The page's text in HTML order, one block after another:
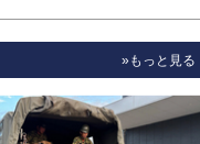
»もっと見る